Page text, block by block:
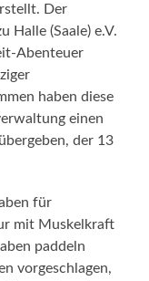
Der
Halle (Saale) e.V.
Abenteuer
haben diese
einen
der 13
für
mit Muskelkraft
paddeln
vorgeschlagen,